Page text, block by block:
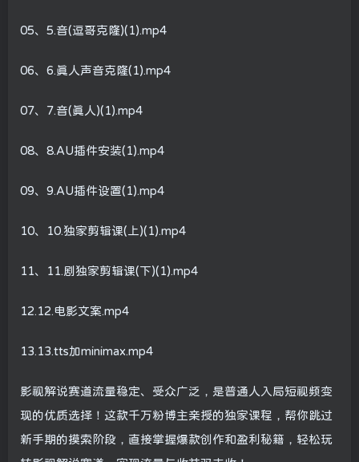
05、5.音(逗哥克隆)(1).mp4
06、6.真人声音克隆(1).mp4
07、7.音(真人)(1).mp4
08、8.AU插件安装(1).mp4
09、9.AU插件设置(1).mp4
10、10.独家剪辑课(上)(1).mp4
11、11.剧独家剪辑课(下)(1).mp4
12.12.电影文案.mp4
13.13.tts加minimax.mp4
影视解说赛道流量稳定、受众广泛，是普通人入局短视频变
现的优质选择！这款千万粉博主亲授的独家课程，帮你跳过
新手期的摸索阶段，直接掌握爆款创作和盈利秘籍，轻松玩